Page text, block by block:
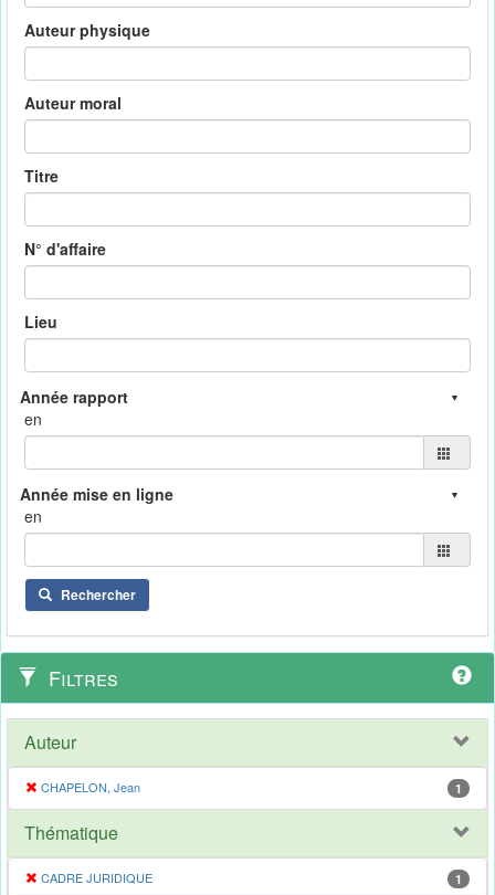
Auteur physique
Auteur moral
Titre
N° d'affaire
Lieu
en
en
Rechercher
Filtres
Auteur
CHAPELON, Jean 1
Thématique
CADRE JURIDIQUE 1